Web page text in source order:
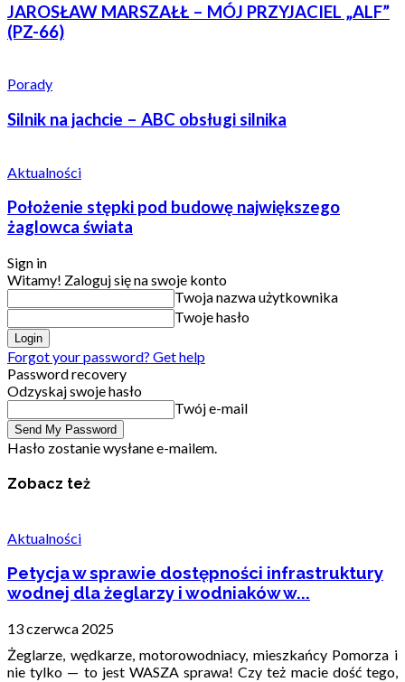
JAROSŁAW MARSZAŁŁ – MÓJ PRZYJACIEL „ALF”
(PZ-66)
Porady
Silnik na jachcie – ABC obsługi silnika
Aktualności
Położenie stępki pod budowę największego
żaglowca świata
Sign in
Witamy! Zaloguj się na swoje konto
Twoja nazwa użytkownika
Twoje hasło
Forgot your password? Get help
Password recovery
Odzyskaj swoje hasło
Twój e-mail
Hasło zostanie wysłane e-mailem.
Zobacz też
Aktualności
Petycja w sprawie dostępności infrastruktury
wodnej dla żeglarzy i wodniaków w...
13 czerwca 2025
Żeglarze, wędkarze, motorowodniacy, mieszkańcy Pomorza i
nie tylko — to jest WASZA sprawa! Czy też macie dość tego,